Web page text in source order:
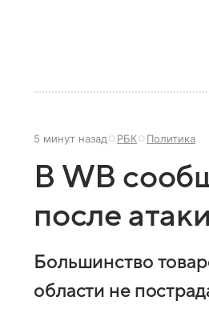
5 минут назад РБК Политика
В WB
после
Большинство
области не